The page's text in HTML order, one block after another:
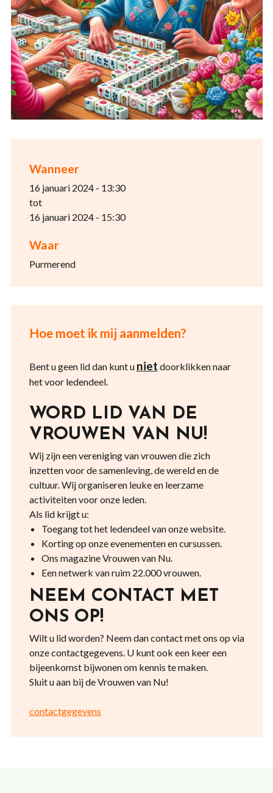
Wanneer
16 januari 2024 - 13:30
tot
16 januari 2024 - 15:30
Waar
Purmerend
Hoe moet ik mij aanmelden?
Bent u geen lid dan kunt u niet doorklikken naar
het voor ledendeel.
WORD LID VAN DE
VROUWEN VAN NU!
Wij zijn een vereniging van vrouwen die zich
inzetten voor de samenleving, de wereld en de
cultuur. Wij organiseren leuke en leerzame
activiteiten voor onze leden.
Als lid krijgt u:
Toegang tot het ledendeel van onze website.
Korting op onze evenementen en cursussen.
Ons magazine Vrouwen van Nu.
Een netwerk van ruim 22.000 vrouwen.
NEEM CONTACT MET
ONS OP!
Wilt u lid worden? Neem dan contact met ons op via
onze contactgegevens. U kunt ook een keer een
bijeenkomst bijwonen om kennis te maken.
Sluit u aan bij de Vrouwen van Nu!
contactgegevens